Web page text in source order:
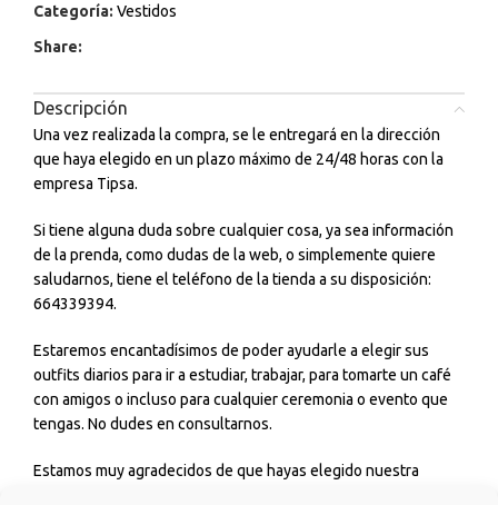
Categoría: Vestidos
Share:
Descripción
Una vez realizada la compra, se le entregará en la dirección
que haya elegido en un plazo máximo de 24/48 horas con la
empresa Tipsa.
Si tiene alguna duda sobre cualquier cosa, ya sea información
de la prenda, como dudas de la web, o simplemente quiere
saludarnos, tiene el teléfono de la tienda a su disposición:
664339394.
Estaremos encantadísimos de poder ayudarle a elegir sus
outfits diarios para ir a estudiar, trabajar, para tomarte un café
con amigos o incluso para cualquier ceremonia o evento que
tengas. No dudes en consultarnos.
Estamos muy agradecidos de que hayas elegido nuestra